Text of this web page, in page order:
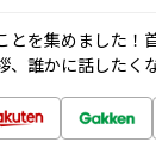
を集めました！
誰かに話したく